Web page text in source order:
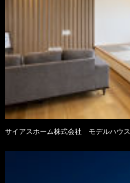
サイアスホーム株式会社 モデルハウス